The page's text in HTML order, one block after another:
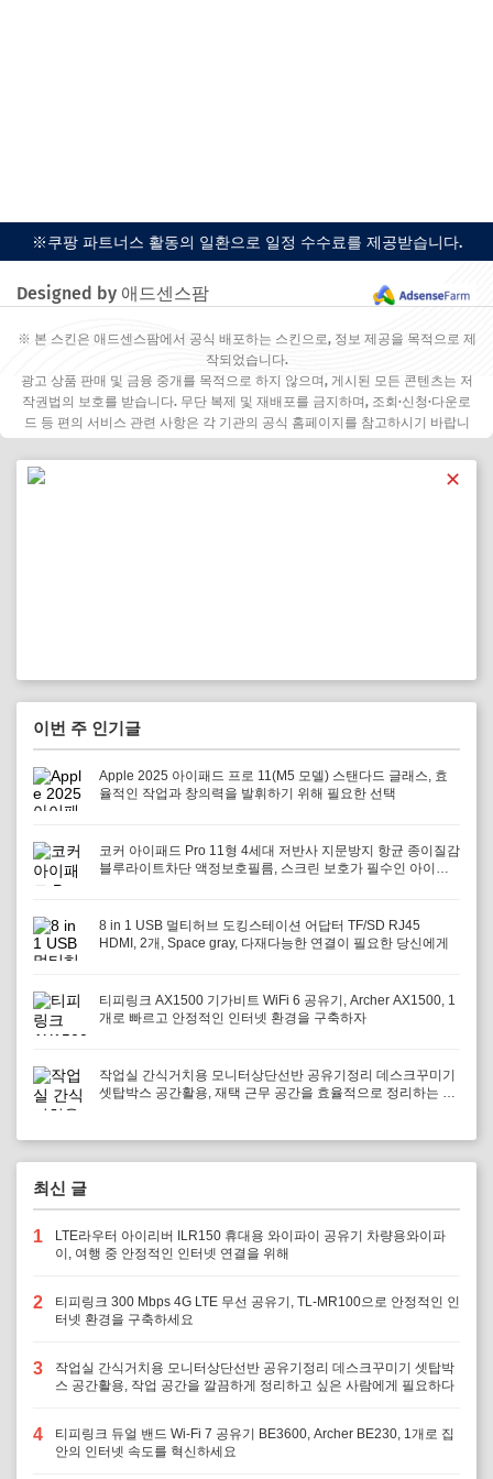
※쿠팡 파트너스 활동의 일환으로 일정 수수료를 제공받습니다.
Designed by 애드센스팜
※ 본 스킨은 애드센스팜에서 공식 배포하는 스킨으로, 정보 제공을 목적으로 제
작되었습니다.
광고 상품 판매 및 금융 중개를 목적으로 하지 않으며, 게시된 모든 콘텐츠는 저
작권법의 보호를 받습니다. 무단 복제 및 재배포를 금지하며, 조회·신청·다운로
드 등 편의 서비스 관련 사항은 각 기관의 공식 홈페이지를 참고하시기 바랍니
✕
이번 주 인기글
Apple 2025 아이패드 프로 11(M5 모델) 스탠다드 글래스, 효
율적인 작업과 창의력을 발휘하기 위해 필요한 선택
코커 아이패드 Pro 11형 4세대 저반사 지문방지 항균 종이질감
블루라이트차단 액정보호필름, 스크린 보호가 필수인 아이패
8 in 1 USB 멀티허브 도킹스테이션 어답터 TF/SD RJ45
HDMI, 2개, Space gray, 다재다능한 연결이 필요한 당신에게
티피링크 AX1500 기가비트 WiFi 6 공유기, Archer AX1500, 1
개로 빠르고 안정적인 인터넷 환경을 구축하자
작업실 간식거치용 모니터상단선반 공유기정리 데스크꾸미기
셋탑박스 공간활용, 재택 근무 공간을 효율적으로 정리하는 방
최신 글
1
LTE라우터 아이리버 ILR150 휴대용 와이파이 공유기 차량용와이파
이, 여행 중 안정적인 인터넷 연결을 위해
2
티피링크 300 Mbps 4G LTE 무선 공유기, TL-MR100으로 안정적인 인
터넷 환경을 구축하세요
3
작업실 간식거치용 모니터상단선반 공유기정리 데스크꾸미기 셋탑박
스 공간활용, 작업 공간을 깔끔하게 정리하고 싶은 사람에게 필요하다
4
티피링크 듀얼 밴드 Wi-Fi 7 공유기 BE3600, Archer BE230, 1개로 집
안의 인터넷 속도를 혁신하세요